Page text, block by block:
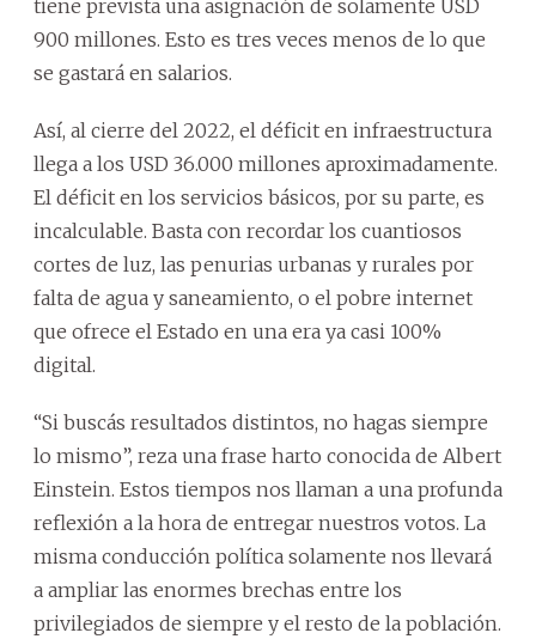
tiene prevista una asignación de solamente USD
900 millones. Esto es tres veces menos de lo que
se gastará en salarios.
Así, al cierre del 2022, el déficit en infraestructura
llega a los USD 36.000 millones aproximadamente.
El déficit en los servicios básicos, por su parte, es
incalculable. Basta con recordar los cuantiosos
cortes de luz, las penurias urbanas y rurales por
falta de agua y saneamiento, o el pobre internet
que ofrece el Estado en una era ya casi 100%
digital.
“Si buscás resultados distintos, no hagas siempre
lo mismo”, reza una frase harto conocida de Albert
Einstein. Estos tiempos nos llaman a una profunda
reflexión a la hora de entregar nuestros votos. La
misma conducción política solamente nos llevará
a ampliar las enormes brechas entre los
privilegiados de siempre y el resto de la población.